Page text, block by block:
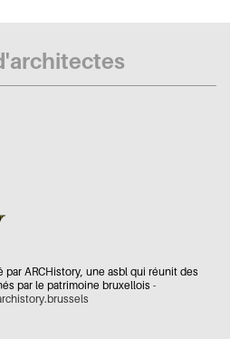
ARCHistory, une asbl qui réunit des
par le patrimoine bruxellois -